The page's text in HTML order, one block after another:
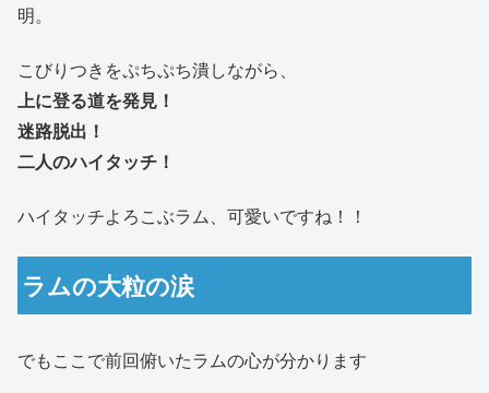
明。
こびりつきをぷちぷち潰しながら、
上に登る道を発見！
迷路脱出！
二人のハイタッチ！
ハイタッチよろこぶラム、可愛いですね！！
ラムの大粒の涙
でもここで前回俯いたラムの心が分かります